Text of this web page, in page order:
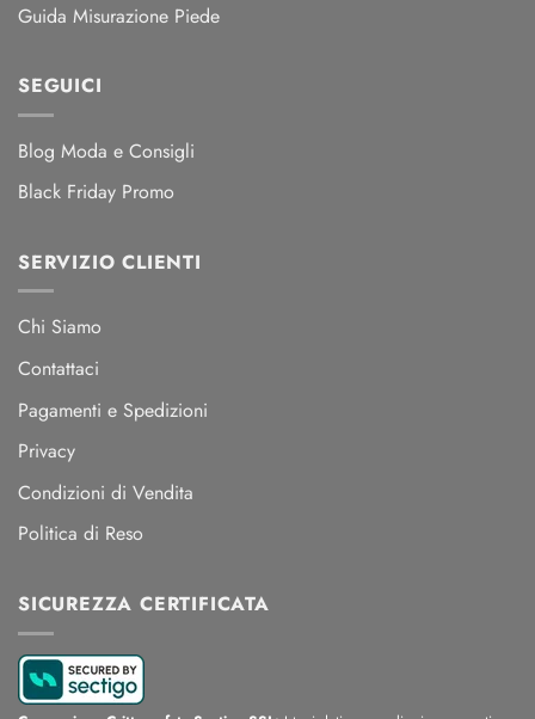
Guida Misurazione Piede
SEGUICI
Blog Moda e Consigli
Black Friday Promo
SERVIZIO CLIENTI
Chi Siamo
Contattaci
Pagamenti e Spedizioni
Privacy
Condizioni di Vendita
Politica di Reso
SICUREZZA CERTIFICATA